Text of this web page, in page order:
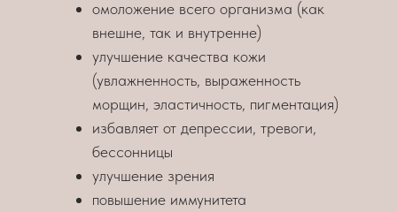
омоложение всего организма (как
внешне, так и внутренне)
улучшение качества кожи
(увлажненность, выраженность
морщин, эластичность, пигментация)
избавляет от депрессии, тревоги,
бессонницы
улучшение зрения
повышение иммунитета